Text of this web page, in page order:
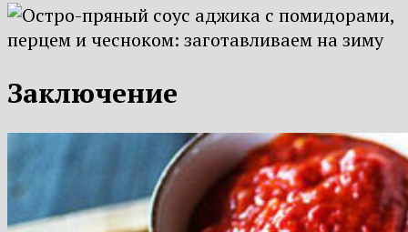
Заключение